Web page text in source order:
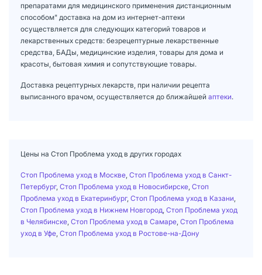
препаратами для медицинского применения дистанционным
способом" доставка на дом из интернет-аптеки
осуществляется для следующих категорий товаров и
лекарственных средств: безрецептурные лекарственные
средства, БАДы, медицинские изделия, товары для дома и
красоты, бытовая химия и сопутствующие товары.
Доставка рецептурных лекарств, при наличии рецепта
выписанного врачом, осуществляется до ближайшей аптеки.
Цены на Стоп Проблема уход в других городах
Стоп Проблема уход в Москве Стоп Проблема уход в Санкт-
Петербург, Стоп Проблема уход в Новосибирске Стоп
Проблема уход в Екатеринбург, Стоп Проблема уход в Казани
Стоп Проблема уход в Нижнем Новгород Стоп Проблема уход
в Челябинске Стоп Проблема уход в Самаре Стоп Проблема
уход в Уфе Стоп Проблема уход в Ростове-на-Дону